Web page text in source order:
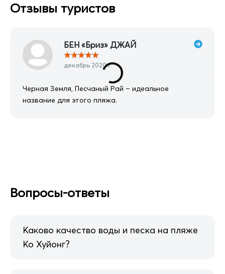
Отзывы туристов
БЕН «Бриз» ДЖАЙ
★★★★★
декабрь 2020 г.
Черная Земля, Песчаный Рай – идеальное
название для этого пляжа.
Вопросы-ответы
Каково качество воды и песка на пляже
Ко Хуйонг?